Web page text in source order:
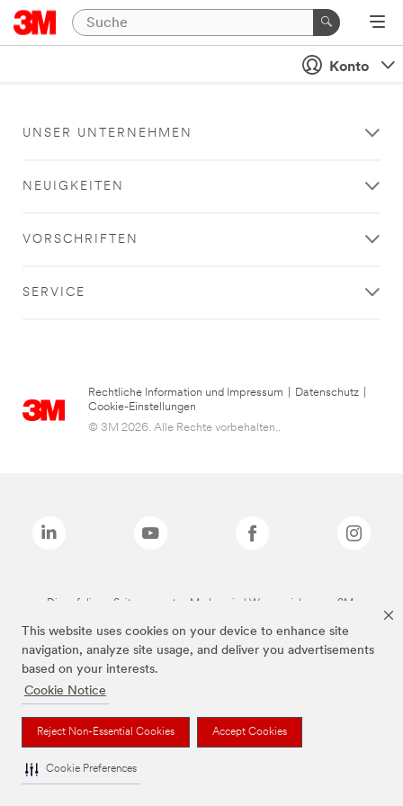
This website uses cookies on your device to enhance site
navigation, analyze site usage, and deliver you advertisements
based on your interests.
Cookie Notice
Reject Non-Essential Cookies Accept Cookies
Cookie Preferences
Konto
UNSER UNTERNEHMEN
NEUIGKEITEN
VORSCHRIFTEN
SERVICE
Rechtliche Information und Impressum Datenschutz
Cookie-Einstellungen
© 3M 2026. Alle Rechte vorbehalten..
Die auf dieser Seite genannten Marken sind Warenzeichen von 3M.